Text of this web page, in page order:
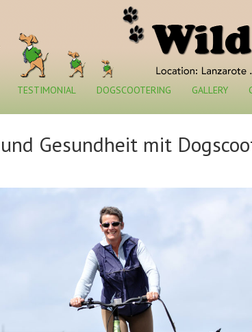
TESTIMONIAL DOGSCOOTERING GALLERY
Gesundheit mit